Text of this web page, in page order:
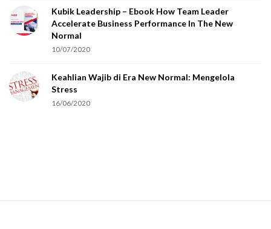
Kubik Leadership – Ebook How Team Leader
Accelerate Business Performance In The New
Normal
10/07/2020
Keahlian Wajib di Era New Normal: Mengelola
Stress
16/06/2020